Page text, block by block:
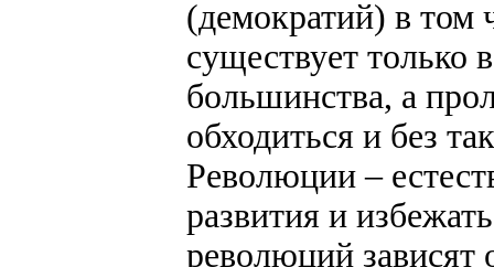
(демократий) в том
существует только
большинства, а
обходиться и без
Революции –
развития и
революций зависят